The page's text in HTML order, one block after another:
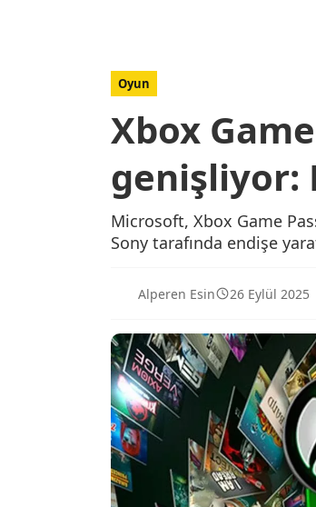
Oyun
Xbox
genişliyor:
Microsoft, Xbox Game
Sony tarafında endişe
Alperen Esin 26 Eylül 2025